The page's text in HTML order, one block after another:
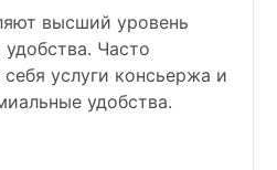
высший уровень
Часто
услуги консьержа и
удобства.